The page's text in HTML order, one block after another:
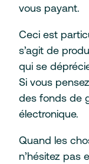
vous payant.
Ceci est
s’agit de
qui se
Si vous
des fonds de
électronique.
Quand les
n’hésitez pas